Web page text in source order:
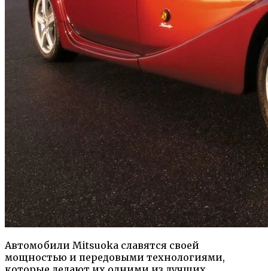
Автомобили Mitsuoka славятся своей
мощностью и передовыми технологиями,